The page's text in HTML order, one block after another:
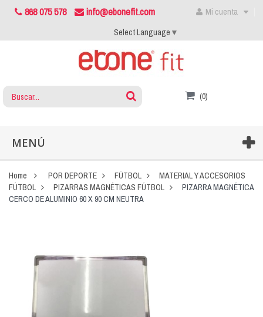
868 075 578 info@ebonefit.com
Mi cuenta
Select Language ▼
(0)
MENÚ
Home POR DEPORTE FÚTBOL
MATERIAL Y ACCESORIOS
FÚTBOL
PIZARRAS MAGNÉTICAS FÚTBOL
PIZARRA MAGNÉTICA
CERCO DE ALUMINIO 60 X 90 CM NEUTRA